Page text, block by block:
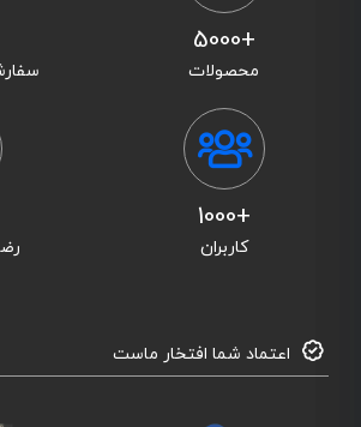
+5000
محصولات
+1000
کاربران
اعتماد شما افتخار ماست